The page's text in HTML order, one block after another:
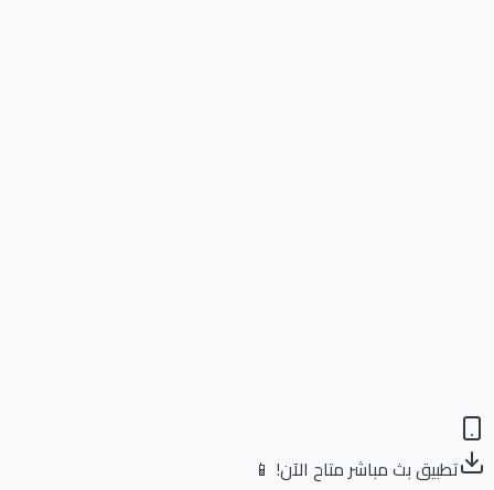
تطبيق بث مباشر متاح الآن! 📱